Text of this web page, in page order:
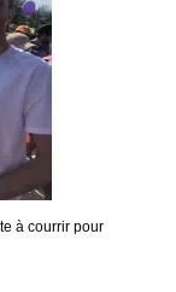
à courrir pour